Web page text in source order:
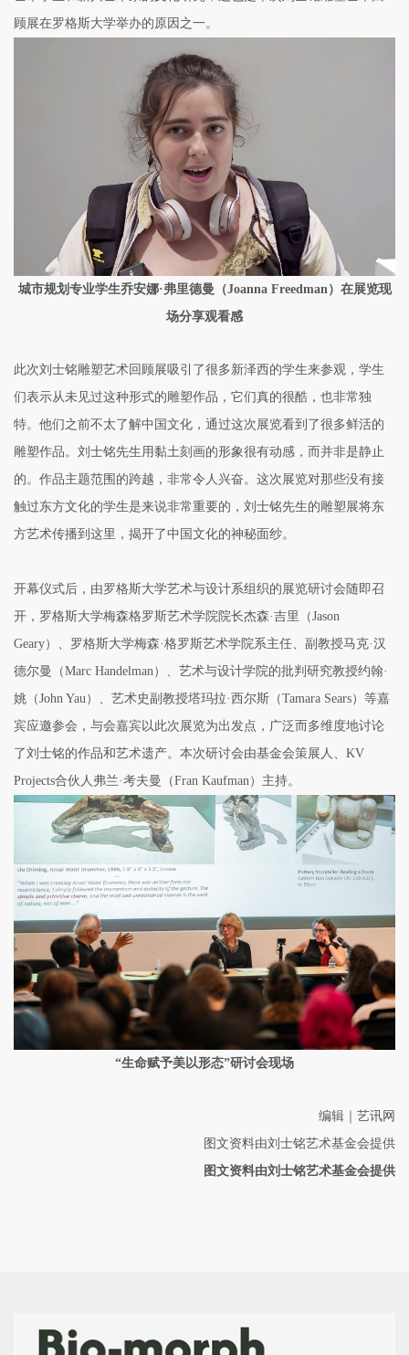
顾展在罗格斯大学举办的原因之一。
城市规划专业学生乔安娜·弗里德曼（Joanna Freedman）在展览现
场分享观看感
此次刘士铭雕塑艺术回顾展吸引了很多新泽西的学生来参观，学生
们表示从未见过这种形式的雕塑作品，它们真的很酷，也非常独
特。他们之前不太了解中国文化，通过这次展览看到了很多鲜活的
雕塑作品。刘士铭先生用黏土刻画的形象很有动感，而并非是静止
的。作品主题范围的跨越，非常令人兴奋。这次展览对那些没有接
触过东方文化的学生是来说非常重要的，刘士铭先生的雕塑展将东
方艺术传播到这里，揭开了中国文化的神秘面纱。
开幕仪式后，由罗格斯大学艺术与设计系组织的展览研讨会随即召
开，罗格斯大学梅森格罗斯艺术学院院长杰森·吉里（Jason
Geary）、罗格斯⼤学梅森·格罗斯艺术学院系主任、副教授马克·汉
德尔曼（Marc Handelman）、艺术与设计学院的批判研究教授约翰·
姚（John Yau）、艺术史副教授塔玛拉·西尔斯（Tamara Sears）等嘉
宾应邀参会，与会嘉宾以此次展览为出发点，广泛而多维度地讨论
了刘士铭的作品和艺术遗产。本次研讨会由基金会策展人、KV
Projects合伙人弗兰·考夫曼（Fran Kaufman）主持。
“生命赋予美以形态”研讨会现场
编辑｜艺讯网
图文资料由刘士铭艺术基金会提供
图文资料由刘士铭艺术基金会提供